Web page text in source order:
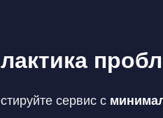
сервис с